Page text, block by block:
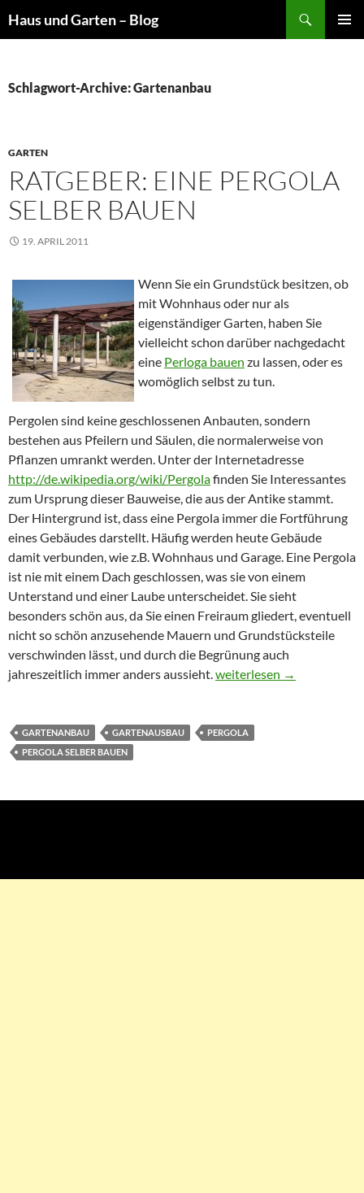
Haus und Garten – Blog
Schlagwort-Archive: Gartenanbau
GARTEN
RATGEBER: EINE PERGOLA
SELBER BAUEN
19. APRIL 2011
Wenn Sie ein Grundstück besitzen, ob
mit Wohnhaus oder nur als
eigenständiger Garten, haben Sie
vielleicht schon darüber nachgedacht
eine Perloga bauen zu lassen, oder es
womöglich selbst zu tun.
Pergolen sind keine geschlossenen Anbauten, sondern
bestehen aus Pfeilern und Säulen, die normalerweise von
Pflanzen umrankt werden. Unter der Internetadresse
http://de.wikipedia.org/wiki/Pergolafinden Sie Interessantes
zum Ursprung dieser Bauweise, die aus der Antike stammt.
Der Hintergrund ist, dass eine Pergola immer die Fortführung
eines Gebäudes darstellt. Häufig werden heute Gebäude
damit verbunden, wie z.B. Wohnhaus und Garage. Eine Pergola
ist nie mit einem Dach geschlossen, was sie von einem
Unterstand und einer Laube unterscheidet. Sie sieht
besonders schön aus, da Sie einen Freiraum gliedert, eventuell
nicht so schön anzusehende Mauern und Grundstücksteile
verschwinden lässt, und durch die Begrünung auch
jahreszeitlich immer anders aussieht.Ratgeber: Eine Pergola
weiterlesen →
GARTENANBAU GARTENAUSBAU
PERGOLA
PERGOLA SELBER BAUEN